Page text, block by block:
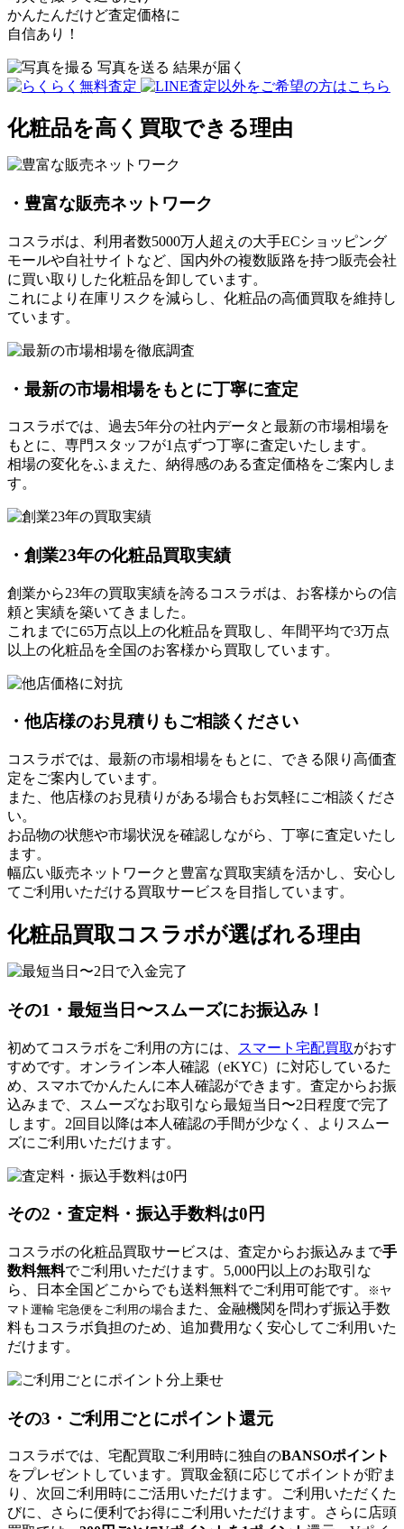
かんたんだけど査定価格に
自信あり！
化粧品を高く買取できる理由
・豊富な販売ネットワーク
コスラボは、利用者数5000万人超えの大手ECショッピング
モールや自社サイトなど、国内外の複数販路を持つ販売会社
に買い取りした化粧品を卸しています。
これにより在庫リスクを減らし、化粧品の高価買取を維持し
ています。
・最新の市場相場をもとに丁寧に査定
コスラボでは、過去5年分の社内データと最新の市場相場を
もとに、専門スタッフが1点ずつ丁寧に査定いたします。
相場の変化をふまえた、納得感のある査定価格をご案内しま
す。
・創業23年の化粧品買取実績
創業から23年の買取実績を誇るコスラボは、お客様からの信
頼と実績を築いてきました。
これまでに65万点以上の化粧品を買取し、年間平均で3万点
以上の化粧品を全国のお客様から買取しています。
・他店様のお見積りもご相談ください
コスラボでは、最新の市場相場をもとに、できる限り高価査
定をご案内しています。
また、他店様のお見積りがある場合もお気軽にご相談くださ
い。
お品物の状態や市場状況を確認しながら、丁寧に査定いたし
ます。
幅広い販売ネットワークと豊富な買取実績を活かし、安心し
てご利用いただける買取サービスを目指しています。
化粧品買取コスラボが選ばれる理由
その1・最短当日〜スムーズにお振込み！
初めてコスラボをご利用の方には、 スマート宅配買取がおす
すめです。 オンライン本人確認（eKYC）に対応しているた
め、スマホでかんたんに本人確認ができます。 査定からお振
込みまで、スムーズなお取引なら最短当日〜2日程度で完了
します。 2回目以降は本人確認の手間が少なく、よりスムー
ズにご利用 いただけます。
その2・ 査定料・振込手数料は0円
コスラボの化粧品買取サービスは、査定からお振込みまで手
数料無料でご利用 いただけます。 5,000円以上のお取引な
ら、日本全国どこからでも送料無料でご利用可能です。
※ヤ
マト運輸 宅急便を ご利用の場合 また、金融機関を問わず振込手数
料もコスラボ負担のため、追加費用なく安心してご利用 いた
だけます。
その3・ ご利用ごとにポイント還元
コスラボでは、宅配買取ご利用時に独自のBANSOポイント
をプレゼント しています。 買取金額に応じてポイントが貯ま
り、次回ご利用時にご活用 いただけます。
ご利用いただくた
びに、さらに便利でお得にご利用 いただけます。
さらに店頭